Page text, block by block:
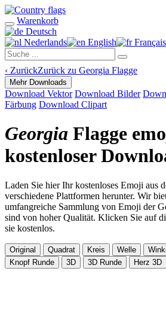
Warenkorb
Deutsch
Nederlands
English Français
‹ ZurückZurück zu Georgia Flagge
Mehr Downloads
Download Vektor Download Bilder
Färbung Download Clipart
Georgia Flagge
kostenloser
Laden Sie hier Ihr kostenloses Emoji aus
verschiedene Plattformen herunter. Wir
umfangreiche Sammlung von Emoji der
sind von hoher Qualität. Klicken Sie auf
sie kostenlos.
Original Quadrat Kreis Welle
Knopf Runde
3D 3D Runde Herz 3D